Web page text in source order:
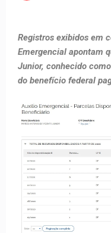
Registros exibidos em
Emergencial apontam
Junior, conhecido
do benefício federal